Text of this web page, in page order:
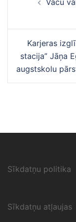
navigācija
Vācu
Karjeras
stacija” Jāņa
augstskolu
Sīkdatņu politika
Sīkdatņu atļaujas